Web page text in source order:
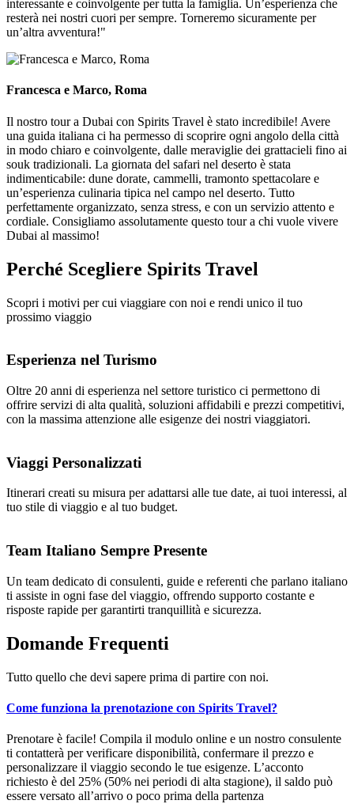
interessante e coinvolgente per tutta la famiglia. Un’esperienza che
resterà nei nostri cuori per sempre. Torneremo sicuramente per
un’altra avventura!"
Francesca e Marco, Roma
Il nostro tour a Dubai con Spirits Travel è stato incredibile! Avere
una guida italiana ci ha permesso di scoprire ogni angolo della città
in modo chiaro e coinvolgente, dalle meraviglie dei grattacieli fino ai
souk tradizionali. La giornata del safari nel deserto è stata
indimenticabile: dune dorate, cammelli, tramonto spettacolare e
un’esperienza culinaria tipica nel campo nel deserto. Tutto
perfettamente organizzato, senza stress, e con un servizio attento e
cordiale. Consigliamo assolutamente questo tour a chi vuole vivere
Dubai al massimo!
Perché Scegliere Spirits Travel
Scopri i motivi per cui viaggiare con noi e rendi unico il tuo
prossimo viaggio
Esperienza nel Turismo
Oltre 20 anni di esperienza nel settore turistico ci permettono di
offrire servizi di alta qualità, soluzioni affidabili e prezzi competitivi,
con la massima attenzione alle esigenze dei nostri viaggiatori.
Viaggi Personalizzati
Itinerari creati su misura per adattarsi alle tue date, ai tuoi interessi, al
tuo stile di viaggio e al tuo budget.
Team Italiano Sempre Presente
Un team dedicato di consulenti, guide e referenti che parlano italiano
ti assiste in ogni fase del viaggio, offrendo supporto costante e
risposte rapide per garantirti tranquillità e sicurezza.
Domande Frequenti
Tutto quello che devi sapere prima di partire con noi.
Come funziona la prenotazione con Spirits Travel?
Prenotare è facile! Compila il modulo online e un nostro consulente
ti contatterà per verificare disponibilità, confermare il prezzo e
personalizzare il viaggio secondo le tue esigenze. L’acconto
richiesto è del 25% (50% nei periodi di alta stagione), il saldo può
essere versato all’arrivo o poco prima della partenza